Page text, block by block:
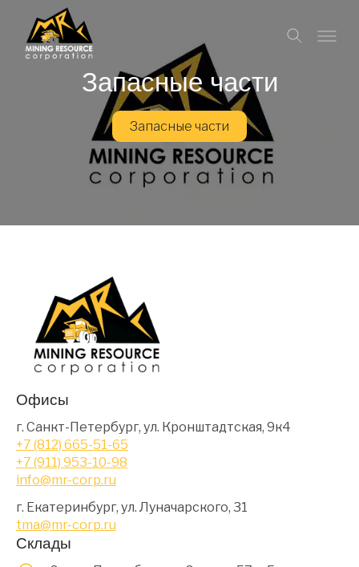
Запасные части
Запасные части
Офисы
г. Санкт-Петербург, ул. Кронштадтская, 9к4
+7 (812) 665-51-65
+7 (911) 953-10-98
info@mr-corp.ru
г. Екатеринбург, ул. Луначарского, 31
tma@mr-corp.ru
Склады